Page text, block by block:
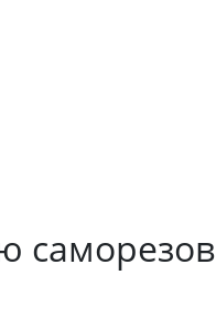
саморезов